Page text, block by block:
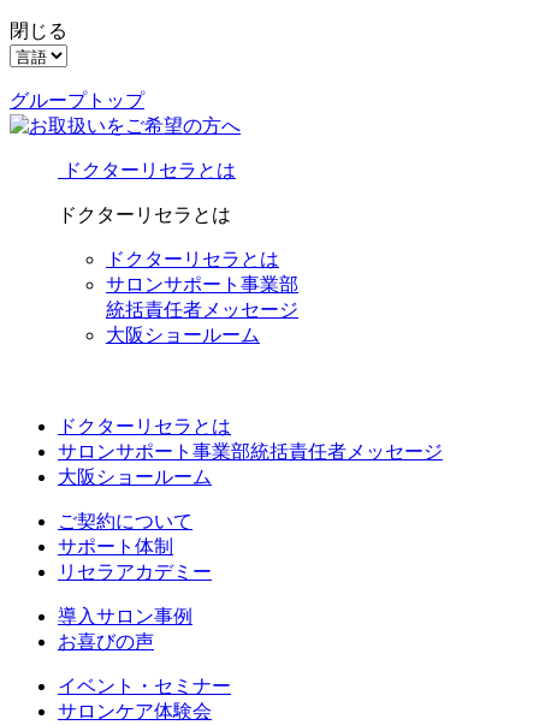
閉じる
グループトップ
ドクターリセラとは
ドクターリセラとは
ドクターリセラとは
サロンサポート事業部
統括責任者メッセージ
大阪ショールーム
ドクターリセラとは
サロンサポート事業部統括責任者メッセージ
大阪ショールーム
ご契約について
サポート体制
リセラアカデミー
導入サロン事例
お喜びの声
イベント・セミナー
サロンケア体験会